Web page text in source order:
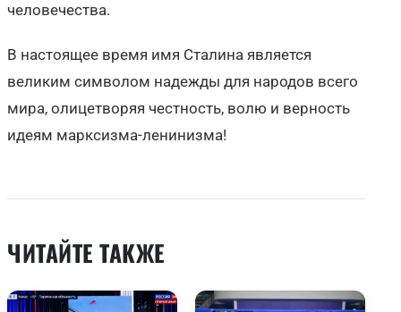
человечества.
В настоящее время имя Сталина является
великим символом надежды для народов всего
мира, олицетворяя честность, волю и верность
идеям марксизма-ленинизма!
ЧИТАЙТЕ ТАКЖЕ